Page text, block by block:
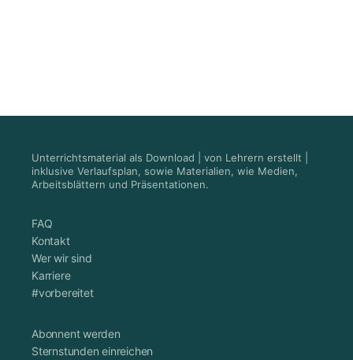
Unterrichtsmaterial als Download | von Lehrern erstellt |
inklusive Verlaufsplan, sowie Materialien, wie Medien,
Arbeitsblättern und Präsentationen.
FAQ
Kontakt
Wer wir sind
Karriere
#vorbereitet
Abonnent werden
Sternstunden einreichen